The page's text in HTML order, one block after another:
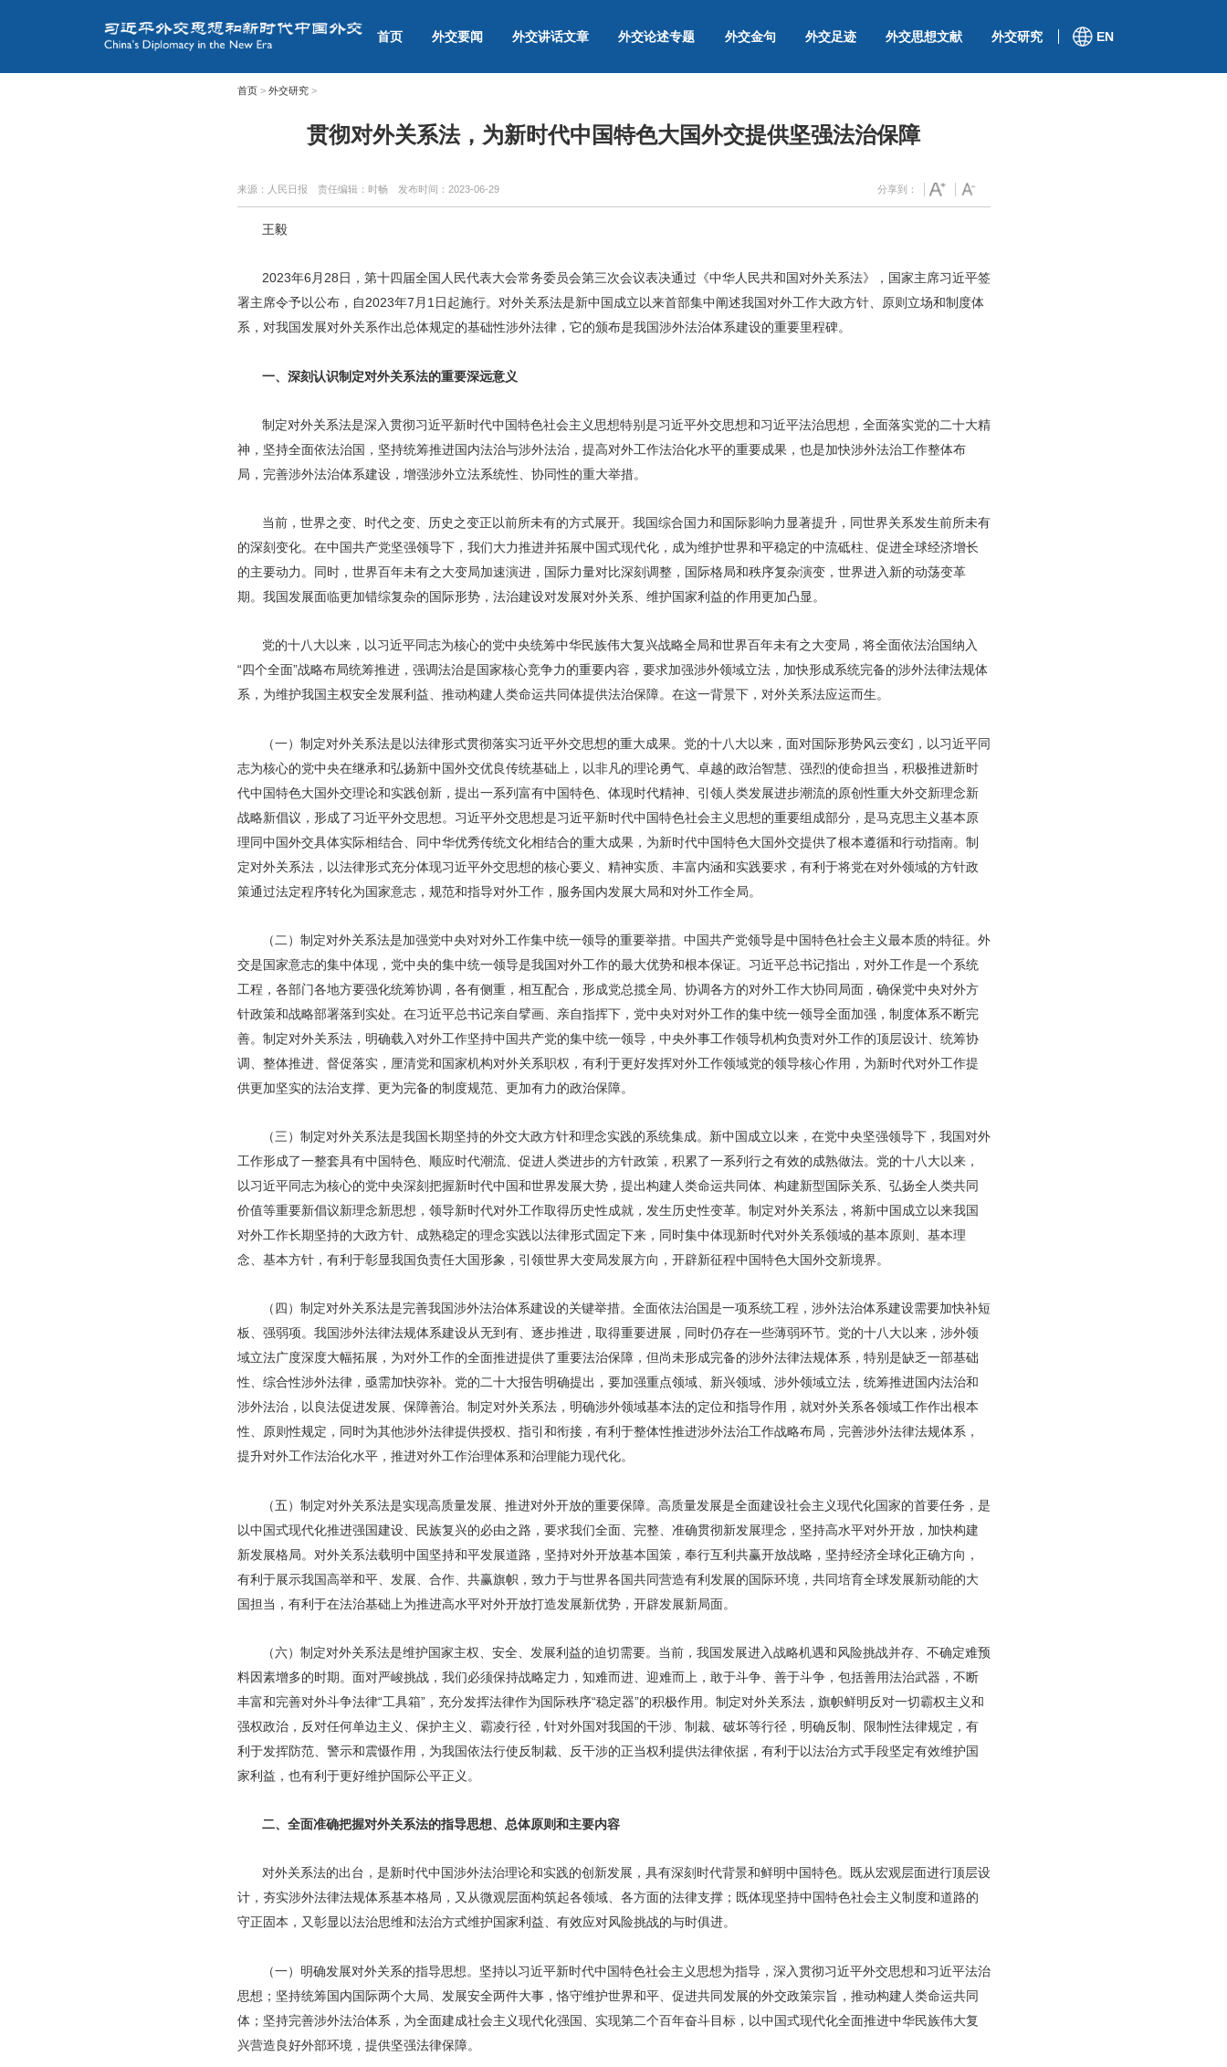
首页 外交要闻 外交讲话文章 外交论述专题 外交金句 外交足迹 外交思想文献 外交研究 EN
首页> 外交研究>
贯彻对外关系法，为新时代中国特色大国外交提供坚强法治保障
来源：人民日报 责任编辑：时畅 发布时间： 2023-06-29 分享到：
王毅
2023年6月28日，第十四届全国人民代表大会常务委员会第三次会议表决通过《中华人民共和国对外关系法》，国家主席习近平签
署主席令予以公布，自2023年7月1日起施行。对外关系法是新中国成立以来首部集中阐述我国对外工作大政方针、原则立场和制度体
系，对我国发展对外关系作出总体规定的基础性涉外法律，它的颁布是我国涉外法治体系建设的重要里程碑。
一、深刻认识制定对外关系法的重要深远意义
制定对外关系法是深入贯彻习近平新时代中国特色社会主义思想特别是习近平外交思想和习近平法治思想，全面落实党的二十大精
神，坚持全面依法治国，坚持统筹推进国内法治与涉外法治，提高对外工作法治化水平的重要成果，也是加快涉外法治工作整体布
局，完善涉外法治体系建设，增强涉外立法系统性、协同性的重大举措。
当前，世界之变、时代之变、历史之变正以前所未有的方式展开。我国综合国力和国际影响力显著提升，同世界关系发生前所未有
的深刻变化。在中国共产党坚强领导下，我们大力推进并拓展中国式现代化，成为维护世界和平稳定的中流砥柱、促进全球经济增长
的主要动力。同时，世界百年未有之大变局加速演进，国际力量对比深刻调整，国际格局和秩序复杂演变，世界进入新的动荡变革
期。我国发展面临更加错综复杂的国际形势，法治建设对发展对外关系、维护国家利益的作用更加凸显。
党的十八大以来，以习近平同志为核心的党中央统筹中华民族伟大复兴战略全局和世界百年未有之大变局，将全面依法治国纳入
“四个全面”战略布局统筹推进，强调法治是国家核心竞争力的重要内容，要求加强涉外领域立法，加快形成系统完备的涉外法律法规体
系，为维护我国主权安全发展利益、推动构建人类命运共同体提供法治保障。在这一背景下，对外关系法应运而生。
（一）制定对外关系法是以法律形式贯彻落实习近平外交思想的重大成果。党的十八大以来，面对国际形势风云变幻，以习近平同
志为核心的党中央在继承和弘扬新中国外交优良传统基础上，以非凡的理论勇气、卓越的政治智慧、强烈的使命担当，积极推进新时
代中国特色大国外交理论和实践创新，提出一系列富有中国特色、体现时代精神、引领人类发展进步潮流的原创性重大外交新理念新
战略新倡议，形成了习近平外交思想。习近平外交思想是习近平新时代中国特色社会主义思想的重要组成部分，是马克思主义基本原
理同中国外交具体实际相结合、同中华优秀传统文化相结合的重大成果，为新时代中国特色大国外交提供了根本遵循和行动指南。制
定对外关系法，以法律形式充分体现习近平外交思想的核心要义、精神实质、丰富内涵和实践要求，有利于将党在对外领域的方针政
策通过法定程序转化为国家意志，规范和指导对外工作，服务国内发展大局和对外工作全局。
（二）制定对外关系法是加强党中央对对外工作集中统一领导的重要举措。中国共产党领导是中国特色社会主义最本质的特征。外
交是国家意志的集中体现，党中央的集中统一领导是我国对外工作的最大优势和根本保证。习近平总书记指出，对外工作是一个系统
工程，各部门各地方要强化统筹协调，各有侧重，相互配合，形成党总揽全局、协调各方的对外工作大协同局面，确保党中央对外方
针政策和战略部署落到实处。在习近平总书记亲自擘画、亲自指挥下，党中央对对外工作的集中统一领导全面加强，制度体系不断完
善。制定对外关系法，明确载入对外工作坚持中国共产党的集中统一领导，中央外事工作领导机构负责对外工作的顶层设计、统筹协
调、整体推进、督促落实，厘清党和国家机构对外关系职权，有利于更好发挥对外工作领域党的领导核心作用，为新时代对外工作提
供更加坚实的法治支撑、更为完备的制度规范、更加有力的政治保障。
（三）制定对外关系法是我国长期坚持的外交大政方针和理念实践的系统集成。新中国成立以来，在党中央坚强领导下，我国对外
工作形成了一整套具有中国特色、顺应时代潮流、促进人类进步的方针政策，积累了一系列行之有效的成熟做法。党的十八大以来，
以习近平同志为核心的党中央深刻把握新时代中国和世界发展大势，提出构建人类命运共同体、构建新型国际关系、弘扬全人类共同
价值等重要新倡议新理念新思想，领导新时代对外工作取得历史性成就，发生历史性变革。制定对外关系法，将新中国成立以来我国
对外工作长期坚持的大政方针、成熟稳定的理念实践以法律形式固定下来，同时集中体现新时代对外关系领域的基本原则、基本理
念、基本方针，有利于彰显我国负责任大国形象，引领世界大变局发展方向，开辟新征程中国特色大国外交新境界。
（四）制定对外关系法是完善我国涉外法治体系建设的关键举措。全面依法治国是一项系统工程，涉外法治体系建设需要加快补短
板、强弱项。我国涉外法律法规体系建设从无到有、逐步推进，取得重要进展，同时仍存在一些薄弱环节。党的十八大以来，涉外领
域立法广度深度大幅拓展，为对外工作的全面推进提供了重要法治保障，但尚未形成完备的涉外法律法规体系，特别是缺乏一部基础
性、综合性涉外法律，亟需加快弥补。党的二十大报告明确提出，要加强重点领域、新兴领域、涉外领域立法，统筹推进国内法治和
涉外法治，以良法促进发展、保障善治。制定对外关系法，明确涉外领域基本法的定位和指导作用，就对外关系各领域工作作出根本
性、原则性规定，同时为其他涉外法律提供授权、指引和衔接，有利于整体性推进涉外法治工作战略布局，完善涉外法律法规体系，
提升对外工作法治化水平，推进对外工作治理体系和治理能力现代化。
（五）制定对外关系法是实现高质量发展、推进对外开放的重要保障。高质量发展是全面建设社会主义现代化国家的首要任务，是
以中国式现代化推进强国建设、民族复兴的必由之路，要求我们全面、完整、准确贯彻新发展理念，坚持高水平对外开放，加快构建
新发展格局。对外关系法载明中国坚持和平发展道路，坚持对外开放基本国策，奉行互利共赢开放战略，坚持经济全球化正确方向，
有利于展示我国高举和平、发展、合作、共赢旗帜，致力于与世界各国共同营造有利发展的国际环境，共同培育全球发展新动能的大
国担当，有利于在法治基础上为推进高水平对外开放打造发展新优势，开辟发展新局面。
（六）制定对外关系法是维护国家主权、安全、发展利益的迫切需要。当前，我国发展进入战略机遇和风险挑战并存、不确定难预
料因素增多的时期。面对严峻挑战，我们必须保持战略定力，知难而进、迎难而上，敢于斗争、善于斗争，包括善用法治武器，不断
丰富和完善对外斗争法律“工具箱”，充分发挥法律作为国际秩序“稳定器”的积极作用。制定对外关系法，旗帜鲜明反对一切霸权主义和
强权政治，反对任何单边主义、保护主义、霸凌行径，针对外国对我国的干涉、制裁、破坏等行径，明确反制、限制性法律规定，有
利于发挥防范、警示和震慑作用，为我国依法行使反制裁、反干涉的正当权利提供法律依据，有利于以法治方式手段坚定有效维护国
家利益，也有利于更好维护国际公平正义。
二、全面准确把握对外关系法的指导思想、总体原则和主要内容
对外关系法的出台，是新时代中国涉外法治理论和实践的创新发展，具有深刻时代背景和鲜明中国特色。既从宏观层面进行顶层设
计，夯实涉外法律法规体系基本格局，又从微观层面构筑起各领域、各方面的法律支撑；既体现坚持中国特色社会主义制度和道路的
守正固本，又彰显以法治思维和法治方式维护国家利益、有效应对风险挑战的与时俱进。
（一）明确发展对外关系的指导思想。坚持以习近平新时代中国特色社会主义思想为指导，深入贯彻习近平外交思想和习近平法治
思想；坚持统筹国内国际两个大局、发展安全两件大事，恪守维护世界和平、促进共同发展的外交政策宗旨，推动构建人类命运共同
体；坚持完善涉外法治体系，为全面建成社会主义现代化强国、实现第二个百年奋斗目标，以中国式现代化全面推进中华民族伟大复
兴营造良好外部环境，提供坚强法律保障。